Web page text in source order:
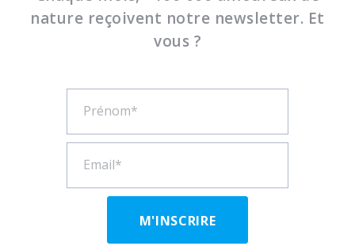
nature reçoivent notre newsletter. Et
vous ?
M'INSCRIRE